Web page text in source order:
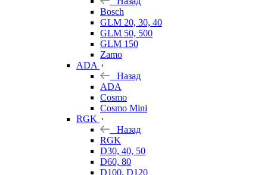
Bosch
GLM 20, 30, 40
GLM 50, 500
GLM 150
Zamo
ADA
Назад
ADA
Cosmo
Cosmo Mini
RGK
Назад
RGK
D30, 40, 50
D60, 80
D100, D120